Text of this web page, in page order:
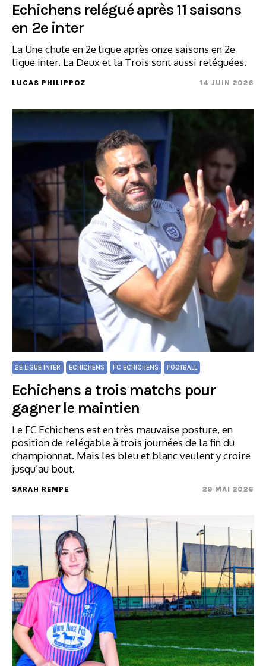
Echichens relégué après 11 saisons
en 2e inter
La Une chute en 2e ligue après onze saisons en 2e
ligue inter. La Deux et la Trois sont aussi reléguées.
LUCAS PHILIPPOZ 14 JUIN 2026
2E LIGUE INTER ECHICHENS FC ECHICHENS FOOTBALL
Echichens a trois matchs pour
gagner le maintien
Le FC Echichens est en très mauvaise posture, en
position de relégable à trois journées de la fin du
championnat. Mais les bleu et blanc veulent y croire
jusqu’au bout.
SARAH REMPE 29 MAI 2026